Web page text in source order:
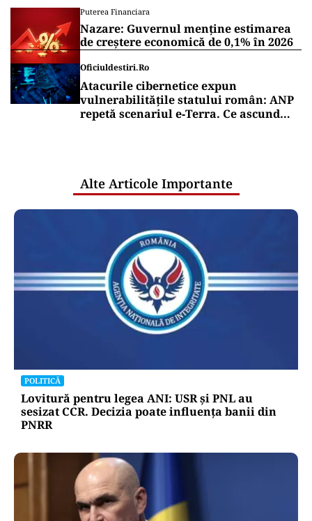
Puterea Financiara
Nazare: Guvernul menține estimarea
de creștere economică de 0,1% în 2026
Oficiuldestiri.ro
Atacurile cibernetice expun
vulnerabilitățile statului român: ANP
repetă scenariul e‑Terra. Ce ascund
Alte Articole Importante
POLITICĂ
Lovitură pentru legea ANI: USR și PNL au
sesizat CCR. Decizia poate influența banii din
PNRR